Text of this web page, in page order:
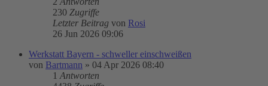
230 Zugriffe
Letzter Beitrag von Rosi
26 Jun 2026 09:06
Werkstatt Bayern - schweller einschweißen
von Bartmann » 04 Apr 2026 08:40
1 Antworten